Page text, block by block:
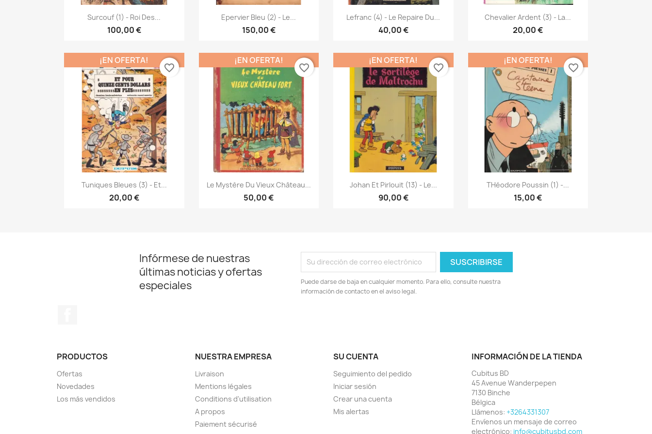
Vista rápida
Surcouf (1) - Roi Des...
100,00 €
Vista rápida
Epervier Bleu (2) - Le...
150,00 €
Vista rápida
Lefranc (4) - Le Repaire Du...
40,00 €
Vista rápida
Chevalier Ardent (3) - La...
20,00 €
Vista rápida
Tuniques Bleues (3) - Et...
20,00 €
¡EN OFERTA!
favorite_border
Vista rápida
Le Mystère Du Vieux Château...
50,00 €
¡EN OFERTA!
favorite_border
Vista rápida
Johan Et Pirlouit (13) - Le...
90,00 €
¡EN OFERTA!
favorite_border
Vista rápida
THéodore Poussin (1) -...
15,00 €
¡EN OFERTA!
favorite_border
Infórmese de nuestras
últimas noticias y ofertas
especiales
Puede darse de baja en cualquier momento. Para ello, consulte nuestra
información de contacto en el aviso legal.
PRODUCTOS
Ofertas
Novedades
Los más vendidos
NUESTRA EMPRESA
Livraison
Mentions légales
Conditions d'utilisation
A propos
Paiement sécurisé
SU CUENTA
Seguimiento del pedido
Iniciar sesión
Crear una cuenta
Mis alertas
INFORMACIÓN DE LA TIENDA
Cubitus BD
45 Avenue Wanderpepen
7130 Binche
Bélgica
Llámenos: +3264331307
Envíenos un mensaje de correo
electrónico: info@cubitusbd.com